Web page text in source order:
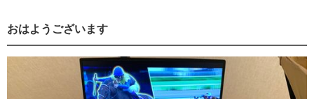
おはようございます